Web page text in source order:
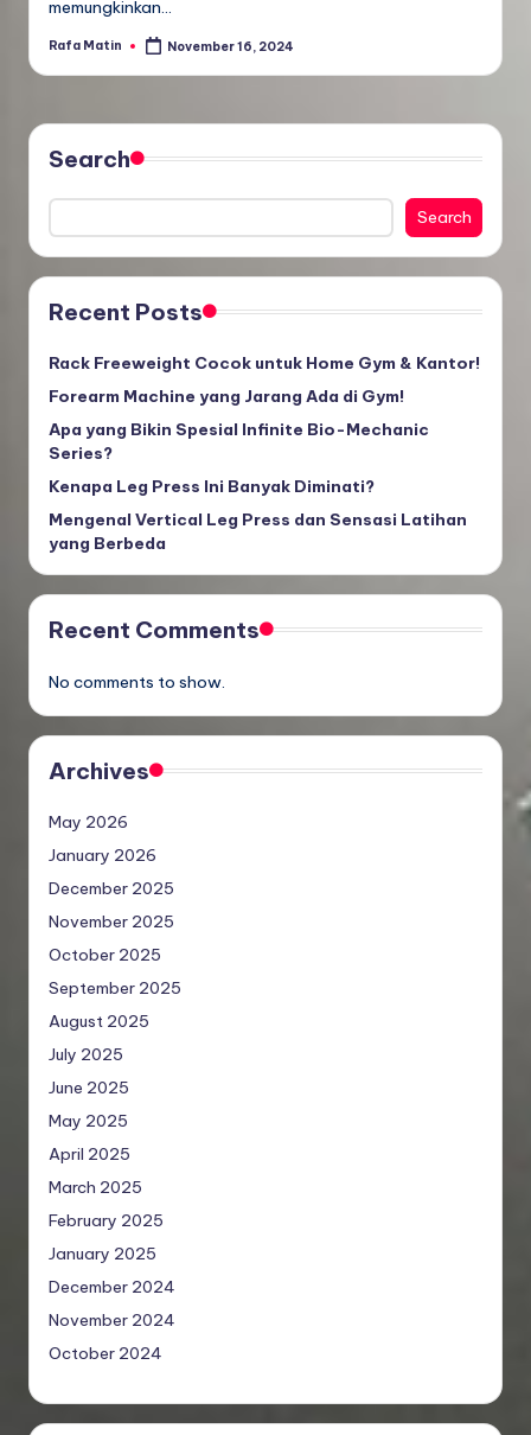
memungkinkan…
Posted
Rafa Matin November 16, 2024
Search
Search
Recent Posts
Rack Freeweight Cocok untuk Home Gym & Kantor!
Forearm Machine yang Jarang Ada di Gym!
Apa yang Bikin Spesial Infinite Bio-Mechanic
Series?
Kenapa Leg Press Ini Banyak Diminati?
Mengenal Vertical Leg Press dan Sensasi Latihan
yang Berbeda
Recent Comments
No comments to show.
Archives
May 2026
January 2026
December 2025
November 2025
October 2025
September 2025
August 2025
July 2025
June 2025
May 2025
April 2025
March 2025
February 2025
January 2025
December 2024
November 2024
October 2024